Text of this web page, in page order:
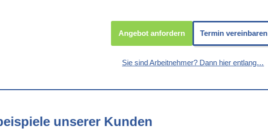
Angebot anfordern Termin vereinbaren
Sie sind Arbeitnehmer? Dann hier entlang…
unserer Kunden